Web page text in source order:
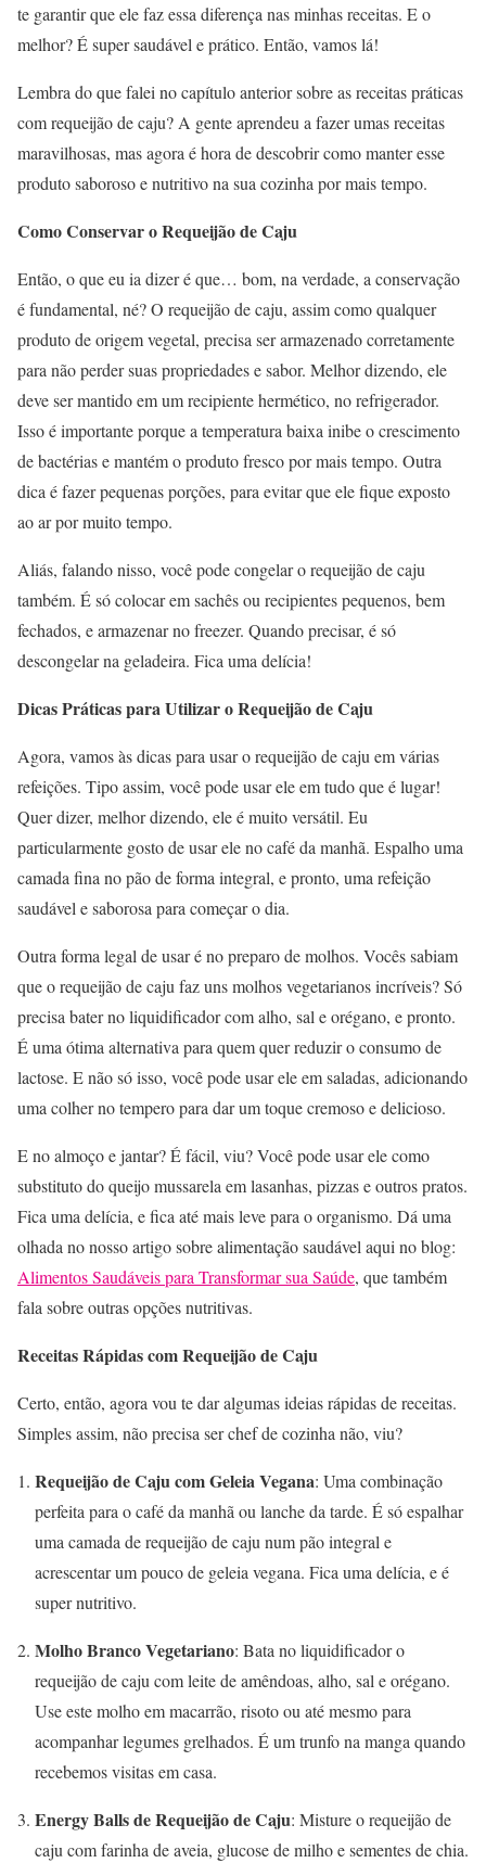
te garantir que ele faz essa diferença nas minhas receitas. E o
melhor? É super saudável e prático. Então, vamos lá!
Lembra do que falei no capítulo anterior sobre as receitas práticas
com requeijão de caju? A gente aprendeu a fazer umas receitas
maravilhosas, mas agora é hora de descobrir como manter esse
produto saboroso e nutritivo na sua cozinha por mais tempo.
Como Conservar o Requeijão de Caju
Então, o que eu ia dizer é que… bom, na verdade, a conservação
é fundamental, né? O requeijão de caju, assim como qualquer
produto de origem vegetal, precisa ser armazenado corretamente
para não perder suas propriedades e sabor. Melhor dizendo, ele
deve ser mantido em um recipiente hermético, no refrigerador.
Isso é importante porque a temperatura baixa inibe o crescimento
de bactérias e mantém o produto fresco por mais tempo. Outra
dica é fazer pequenas porções, para evitar que ele fique exposto
ao ar por muito tempo.
Aliás, falando nisso, você pode congelar o requeijão de caju
também. É só colocar em sachês ou recipientes pequenos, bem
fechados, e armazenar no freezer. Quando precisar, é só
descongelar na geladeira. Fica uma delícia!
Dicas Práticas para Utilizar o Requeijão de Caju
Agora, vamos às dicas para usar o requeijão de caju em várias
refeições. Tipo assim, você pode usar ele em tudo que é lugar!
Quer dizer, melhor dizendo, ele é muito versátil. Eu
particularmente gosto de usar ele no café da manhã. Espalho uma
camada fina no pão de forma integral, e pronto, uma refeição
saudável e saborosa para começar o dia.
Outra forma legal de usar é no preparo de molhos. Vocês sabiam
que o requeijão de caju faz uns molhos vegetarianos incríveis? Só
precisa bater no liquidificador com alho, sal e orégano, e pronto.
É uma ótima alternativa para quem quer reduzir o consumo de
lactose. E não só isso, você pode usar ele em saladas, adicionando
uma colher no tempero para dar um toque cremoso e delicioso.
E no almoço e jantar? É fácil, viu? Você pode usar ele como
substituto do queijo mussarela em lasanhas, pizzas e outros pratos.
Fica uma delícia, e fica até mais leve para o organismo. Dá uma
olhada no nosso artigo sobre alimentação saudável aqui no blog:
Alimentos Saudáveis para Transformar sua Saúde, que também
fala sobre outras opções nutritivas.
Receitas Rápidas com Requeijão de Caju
Certo, então, agora vou te dar algumas ideias rápidas de receitas.
Simples assim, não precisa ser chef de cozinha não, viu?
Requeijão de Caju com Geleia Vegana: Uma combinação
perfeita para o café da manhã ou lanche da tarde. É só espalhar
uma camada de requeijão de caju num pão integral e
acrescentar um pouco de geleia vegana. Fica uma delícia, e é
super nutritivo.
Molho Branco Vegetariano: Bata no liquidificador o
requeijão de caju com leite de amêndoas, alho, sal e orégano.
Use este molho em macarrão, risoto ou até mesmo para
acompanhar legumes grelhados. É um trunfo na manga quando
recebemos visitas em casa.
Energy Balls de Requeijão de Caju: Misture o requeijão de
caju com farinha de aveia, glucose de milho e sementes de chia.